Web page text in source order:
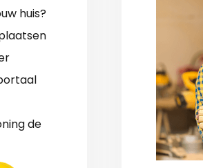
huis?
de